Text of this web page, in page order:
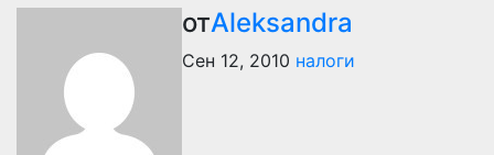
отAleksandra
Сен 12, 2010 налоги